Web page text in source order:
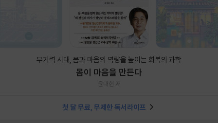
무기력 시대, 몸과 마음의 역량을 높이는 회복의 과학
몸이 마음을 만든다
윤대현 저
첫 달 무료, 무제한 독서라이프